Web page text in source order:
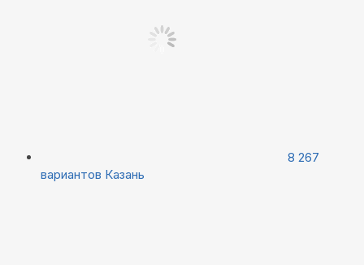
8 267
вариантов Казань